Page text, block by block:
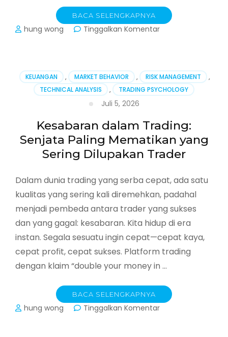
BACA SELENGKAPNYA
hung wong Tinggalkan Komentarpada
Trader
Pemula
yang
(Dan
Cara
Menghindarinya)
KEUANGAN , MARKET BEHAVIOR , RISK MANAGEMENT
,
TECHNICAL ANALYSIS
, TRADING PSYCHOLOGY
Juli 5, 2026
Kesabaran dalam Trading:
Senjata Paling Mematikan yang
Sering Dilupakan Trader
Dalam dunia trading yang serba cepat, ada satu
kualitas yang sering kali diremehkan, padahal
menjadi pembeda antara trader yang sukses
dan yang gagal: kesabaran. Kita hidup di era
instan. Segala sesuatu ingin cepat—cepat kaya,
cepat profit, cepat sukses. Platform trading
dengan klaim “double your money in …
BACA SELENGKAPNYA
hung wong Tinggalkan Komentarpada